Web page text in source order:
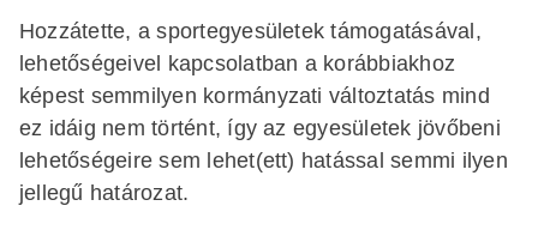
Hozzátette, a sportegyesületek támogatásával,
lehetőségeivel kapcsolatban a korábbiakhoz
képest semmilyen kormányzati változtatás mind
ez idáig nem történt, így az egyesületek jövőbeni
lehetőségeire sem lehet(ett) hatással semmi ilyen
jellegű határozat.